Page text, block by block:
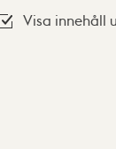
Visa innehåll